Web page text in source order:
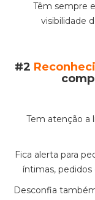
Têm sempre
visibilidade
#2
Tem atenção a
Fica alerta para
íntimas,
Desconfia